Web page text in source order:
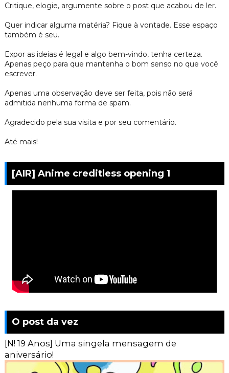
Critique, elogie, argumente sobre o post que acabou de ler.
Quer indicar alguma matéria? Fique à vontade. Esse espaço
também é seu.
Expor as ideias é legal e algo bem-vindo, tenha certeza.
Apenas peço para que mantenha o bom senso no que você
escrever.
Apenas uma observação deve ser feita, pois não será
admitida nenhuma forma de spam.
Agradecido pela sua visita e por seu comentário.
Até mais!
[AIR] Anime creditless opening 1
O post da vez
[N! 19 Anos] Uma singela mensagem de
aniversário!